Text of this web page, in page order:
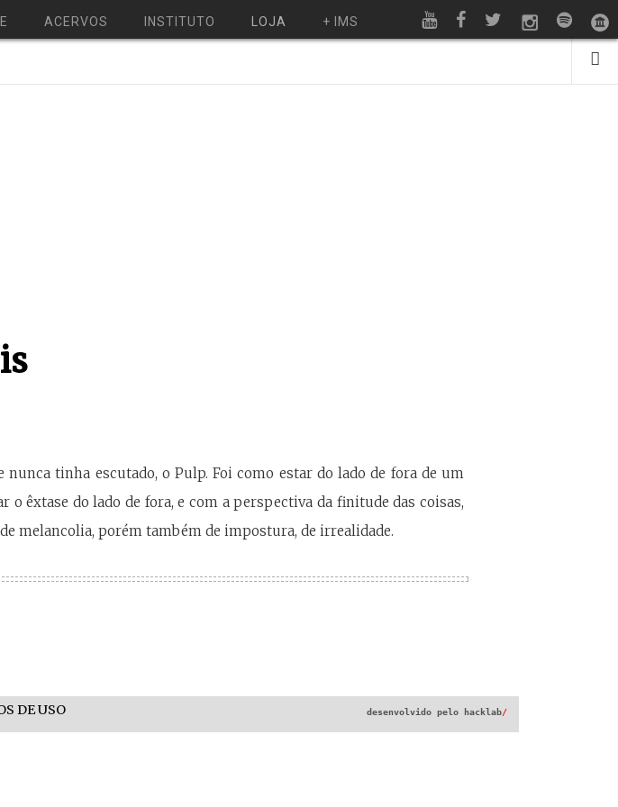
ACERVOS INSTITUTO LOJA + IMS
nunca tinha escutado, o Pulp. Foi como estar do lado de fora de um
o êxtase do lado de fora, e com a perspectiva da finitude das coisas,
melancolia, porém também de impostura, de irrealidade.
DE USO desenvolvido pelo hacklab/